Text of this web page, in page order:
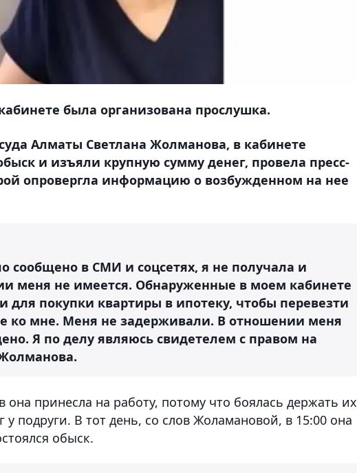
была организована прослушка.
Алматы Светлана Жолманова, в кабинете
и изъяли крупную сумму денег, провела пресс-
опровергла информацию о возбужденном на нее
сообщено в СМИ и соцсетях, я не получала и
меня не имеется. Обнаруженные в моем кабинете
для покупки квартиры в ипотеку, чтобы перевезти
мне. Меня не задерживали. В отношении меня
Я по делу являюсь свидетелем с правом на
она принесла на работу, потому что боялась держать их
у подруги. В тот день, со слов Жоламановой, в 15:00 она
обыск.